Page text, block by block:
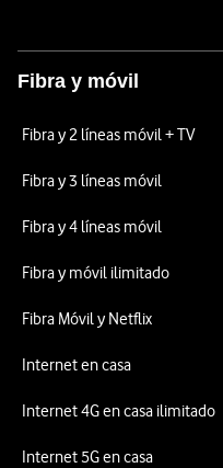
Fibra y móvil
Fibra y 2 líneas móvil + TV
Fibra y 3 líneas móvil
Fibra y 4 líneas móvil
Fibra y móvil ilimitado
Fibra Móvil y Netflix
Internet en casa
Internet 4G en casa ilimitado
Internet 5G en casa